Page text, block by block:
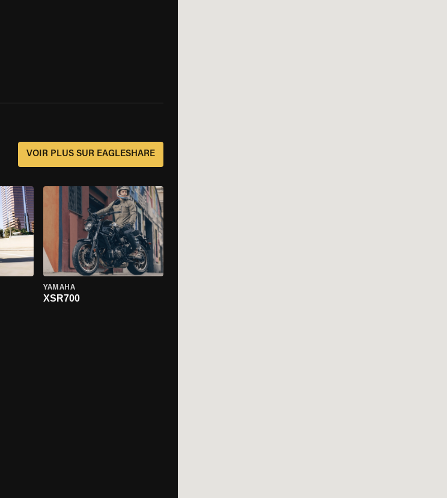
VOIR PLUS SUR EAGLESHARE
YAMAHA
XSR700